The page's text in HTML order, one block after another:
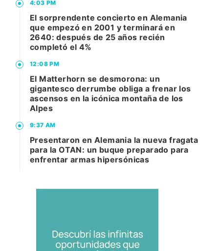
4:03 PM
El sorprendente concierto en Alemania
que empezó en 2001 y terminará en
2640: después de 25 años recién
completó el 4%
12:08 PM
El Matterhorn se desmorona: un
gigantesco derrumbe obliga a frenar los
ascensos en la icónica montaña de los
Alpes
9:37 AM
Presentaron en Alemania la nueva fragata
para la OTAN: un buque preparado para
enfrentar armas hipersónicas